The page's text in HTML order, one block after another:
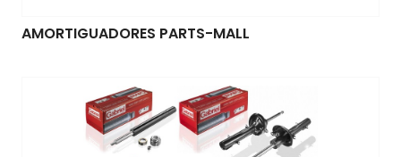
AMORTIGUADORES PARTS-MALL